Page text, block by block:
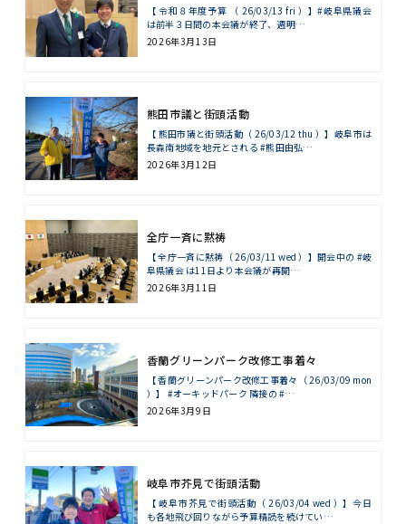
【 令和８年度予算 （ 26/03/13 fri ）】#岐阜県議会
は前半３日間の本会議が終了、週明…
2026年3月13日
熊田市議と街頭活動
【 熊田市議と街頭活動（ 26/03/12 thu ）】岐阜市は
長森南地域を地元とされる #熊田由弘…
2026年3月12日
全庁一斉に黙祷
【 全庁一斉に黙祷（ 26/03/11 wed ）】開会中の #岐
阜県議会 は11日より本会議が再開…
2026年3月11日
香蘭グリーンパーク改修工事着々
【 香蘭グリーンパーク改修工事着々（ 26/03/09 mon
）】 #オーキッドパーク 隣接の #…
2026年3月9日
岐阜市芥見で街頭活動
【 岐阜市芥見で街頭活動（ 26/03/04 wed ）】今日
も各地飛び回りながら予算精読を続けてい…